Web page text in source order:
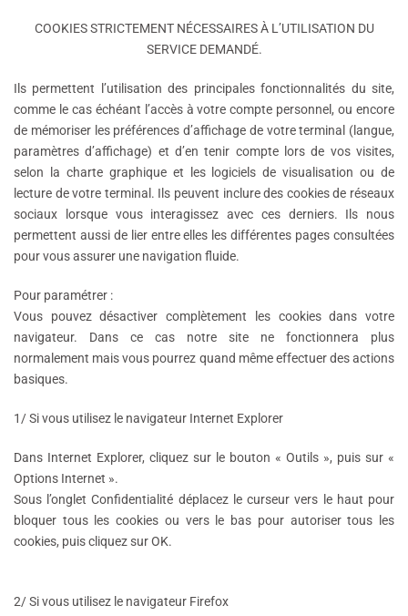
COOKIES STRICTEMENT NÉCESSAIRES À L’UTILISATION DU
SERVICE DEMANDÉ.
Ils permettent l’utilisation des principales fonctionnalités du site,
comme le cas échéant l’accès à votre compte personnel, ou encore
de mémoriser les préférences d’affichage de votre terminal (langue,
paramètres d’affichage) et d’en tenir compte lors de vos visites,
selon la charte graphique et les logiciels de visualisation ou de
lecture de votre terminal. Ils peuvent inclure des cookies de réseaux
sociaux lorsque vous interagissez avec ces derniers. Ils nous
permettent aussi de lier entre elles les différentes pages consultées
pour vous assurer une navigation fluide.
Pour paramétrer :
Vous pouvez désactiver complètement les cookies dans votre
navigateur. Dans ce cas notre site ne fonctionnera plus
normalement mais vous pourrez quand même effectuer des actions
basiques.
1/Si vous utilisez le navigateur Internet Explorer
Dans Internet Explorer, cliquez sur le bouton « Outils », puis sur «
Options Internet ».
Sous l’onglet Confidentialité déplacez le curseur vers le haut pour
bloquer tous les cookies ou vers le bas pour autoriser tous les
cookies, puis cliquez sur OK.
2/Si vous utilisez le navigateur Firefox